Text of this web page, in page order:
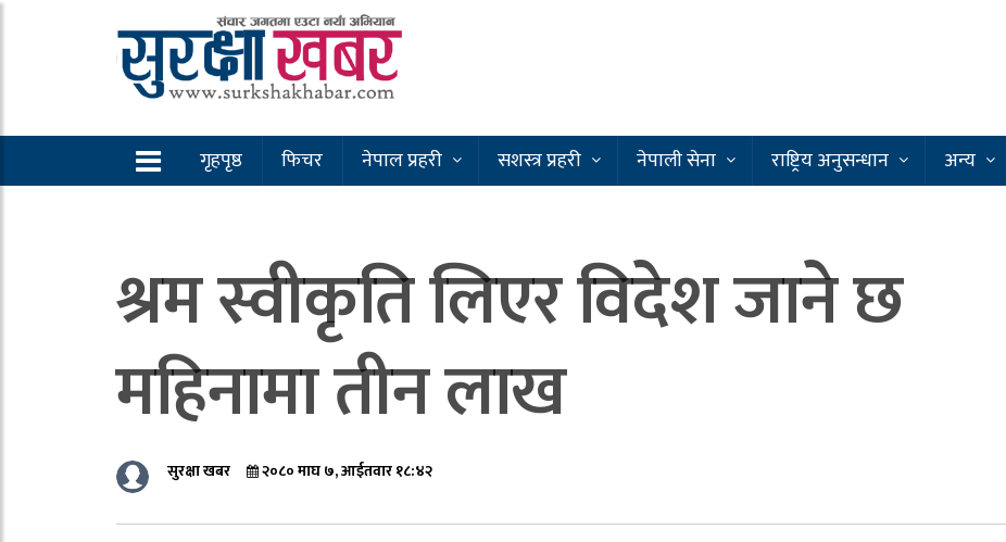
गृहपृष्ठ फिचर नेपाल प्रहरी सशस्त्र प्रहरी नेपाली सेना राष्ट्रिय अनुसन्धान अन्य
श्रम स्वीकृति लिएर विदेश जाने छ
महिनामा तीन लाख
सुरक्षा खबर २०८० माघ ७, आईतवार १८:४२